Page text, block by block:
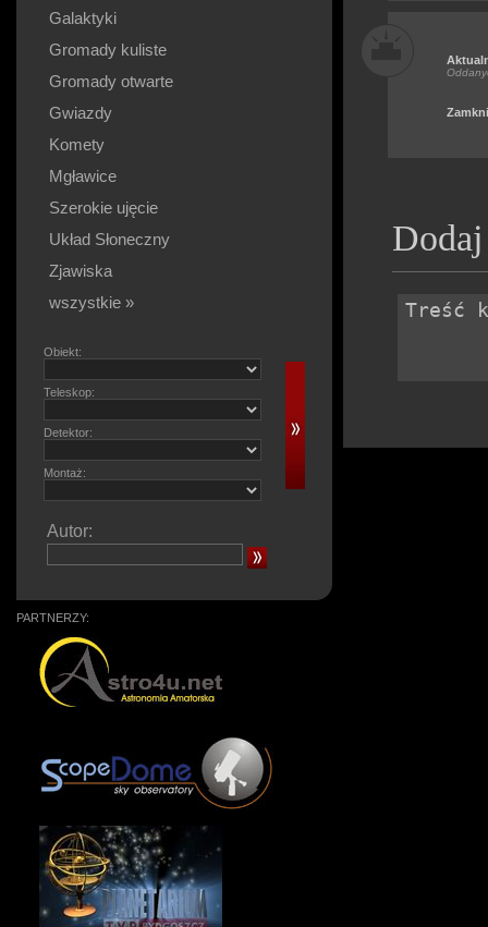
Galaktyki
Gromady kuliste
Gromady otwarte
Gwiazdy
Komety
Mgławice
Szerokie ujęcie
Układ Słoneczny
Zjawiska
wszystkie »
Obiekt:
Teleskop:
Detektor:
Montaż:
Autor:
PARTNERZY: